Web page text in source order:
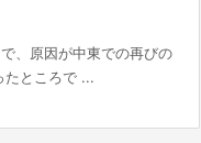
、原因が中東での再びの
たところで ...